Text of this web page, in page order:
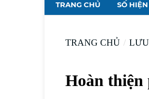
TRANG CHỦ SỐ
TRANG CHỦ /
Hoàn thiện